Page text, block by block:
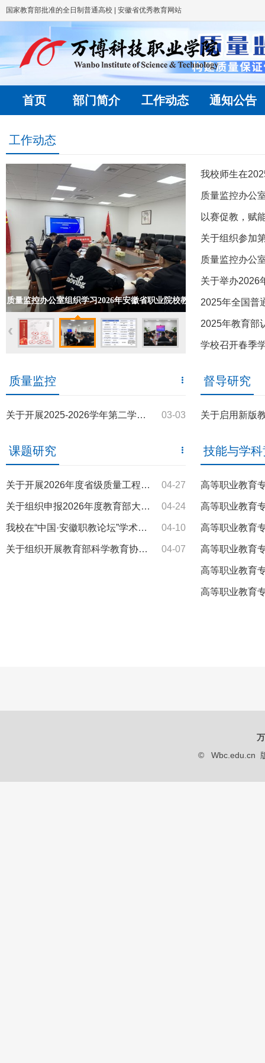
国家教育部批准的全日制普通高校 | 安徽省优秀教育网站
首页 部门简介 工作动态 通知公告
工作动态
质量监控办公室组织学习2026年安徽省职业院校教育教学技能
竞赛方案说明会
‹ ›
我校师生在2025年河北省
质量监控办公室组织学习
以赛促教，赋能教学质量提
关于组织参加第六届长三角
质量监控办公室扎实推进
关于举办2026年万博科技
2025年全国普通
2025年教育部认可
学校召开春季学
质量监控
03-03
关于开展2025-2026学年第二学期学期初教学质量提升工作检查的通
督导研究
关于启用新版教学督导及
课题研究
04-27
关于开展2026年度省级质量工程项目年度检查验收工作的通知
04-24
关于组织申报2026年度教育部大中小学课程教材研究项目的通知
04-10
我校在“中国·安徽职教论坛”学术论文和典型案例评选中斩获
04-07
关于组织开展教育部科学教育协同创新专项课题申报并同步开展
技能与学
高等职业教育专科建筑
高等职业教育专科机电
高等职业教育专科大数据
高等职业教育专科人工智
高等职业教育专科电
高等职业教育专科音
© Wbc.edu.cn